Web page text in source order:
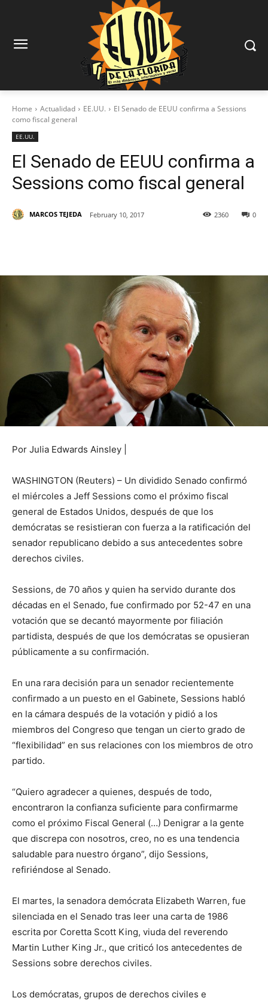
Home Actualidad EE.UU.
El Senado de EEUU confirma a Sessions
como fiscal general
EE.UU.
El Senado de EEUU confirma a
Sessions como fiscal general
MARCOS TEJEDA February 10, 2017 0
2360
Por Julia Edwards Ainsley |
WASHINGTON (Reuters) – Un dividido Senado confirmó
el miércoles a Jeff Sessions como el próximo fiscal
general de Estados Unidos, después de que los
demócratas se resistieran con fuerza a la ratificación del
senador republicano debido a sus antecedentes sobre
derechos civiles.
Sessions, de 70 años y quien ha servido durante dos
décadas en el Senado, fue confirmado por 52-47 en una
votación que se decantó mayormente por filiación
partidista, después de que los demócratas se opusieran
públicamente a su confirmación.
En una rara decisión para un senador recientemente
confirmado a un puesto en el Gabinete, Sessions habló
en la cámara después de la votación y pidió a los
miembros del Congreso que tengan un cierto grado de
“flexibilidad” en sus relaciones con los miembros de otro
partido.
“Quiero agradecer a quienes, después de todo,
encontraron la confianza suficiente para confirmarme
como el próximo Fiscal General (…) Denigrar a la gente
que discrepa con nosotros, creo, no es una tendencia
saludable para nuestro órgano”, dijo Sessions,
refiriéndose al Senado.
El martes, la senadora demócrata Elizabeth Warren, fue
silenciada en el Senado tras leer una carta de 1986
escrita por Coretta Scott King, viuda del reverendo
Martin Luther King Jr., que criticó los antecedentes de
Sessions sobre derechos civiles.
Los demócratas, grupos de derechos civiles e